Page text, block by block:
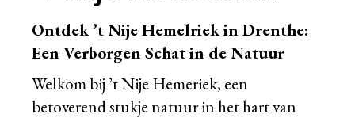
Ontdek ’t Nije Hemelriek in Drenthe:
Een Verborgen Schat in de Natuur
Welkom bij ’t Nije Hemeriek, een
betoverend stukje natuur in het hart van